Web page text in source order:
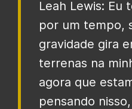
Leah Lewis: Eu
por um tempo,
gravidade gira
terrenas na
agora que
pensando